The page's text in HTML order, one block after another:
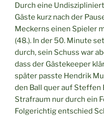
Durch eine
Gäste kurz nach der
Meckerns einen Spieler
(48.). In der 50. Minute
durch, sein Schuss war
dass der Gästekeeper
später passte Hendrik
den Ball quer auf Steffen
Strafraum nur durch ein
Folgerichtig entschied